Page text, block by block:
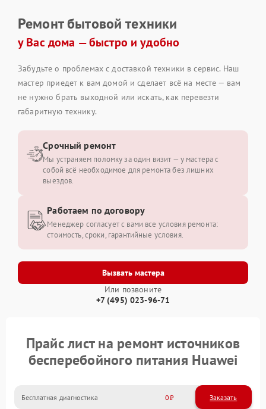
Ремонт бытовой техники
у Вас дома — быстро и удобно
Забудьте о проблемах с доставкой техники в сервис. Наш
мастер приедет к вам домой и сделает всё на месте — вам
не нужно брать выходной или искать, как перевезти
габаритную технику.
Вызвать мастера
Или позвоните
+7 (495) 023-96-71
Срочный ремонт
Мы устраняем поломку за один визит — у мастера с
собой всё необходимое для ремонта без лишних
выездов.
Работаем по договору
Менеджер согласует с вами все условия ремонта:
стоимость, сроки, гарантийные условия.
Прайс лист на ремонт источников
бесперебойного питания Huawei
Бесплатная диагностика 0 Заказать